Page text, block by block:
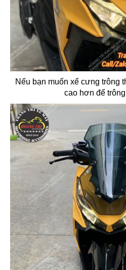
Nếu bạn muốn xế cưng trông
cao hơn để